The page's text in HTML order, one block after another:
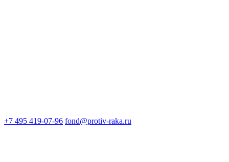
+7 495 419-07-96 fond@protiv-raka.ru